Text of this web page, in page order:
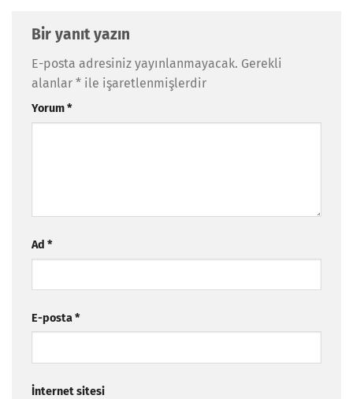
Bir yanıt yazın
E-posta adresiniz yayınlanmayacak. Gerekli
alanlar * ile işaretlenmişlerdir
Yorum*
Ad *
E-posta*
İnternet sitesi